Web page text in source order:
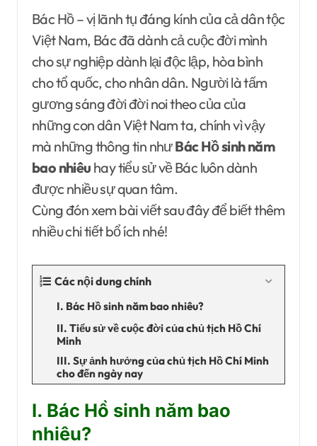
Bác Hồ – vị lãnh tụ đáng kính của cả dân tộc
Việt Nam, Bác đã dành cả cuộc đời mình
cho sự nghiệp dành lại độc lập, hòa bình
cho tổ quốc, cho nhân dân. Người là tấm
gương sáng đời đời noi theo của của
những con dân Việt Nam ta, chính vì vậy
mà những thông tin nhưBác Hồ sinh năm
bao nhiêu hay tiểu sử về Bác luôn dành
được nhiều sự quan tâm.
Cùng đón xem bài viết sau đây để biết thêm
nhiều chi tiết bổ ích nhé!
Các nội dung chính
I. Bác Hồ sinh năm bao nhiêu?
II. Tiểu sử về cuộc đời của chủ tịch Hồ Chí
Minh
III. Sự ảnh hưởng của chủ tịch Hồ Chí Minh
cho đến ngày nay
I. Bác Hồ sinh năm bao
nhiêu?